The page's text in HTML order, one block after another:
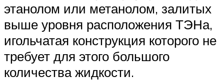
этанолом или метанолом, залитых
выше уровня расположения ТЭНа,
игольчатая конструкция которого не
требует для этого большого
количества жидкости.